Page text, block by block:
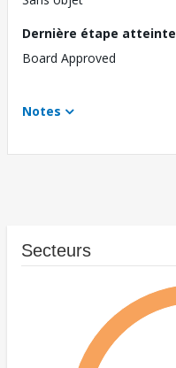
Dernière étape atteinte
Board Approved
Notes
Secteurs